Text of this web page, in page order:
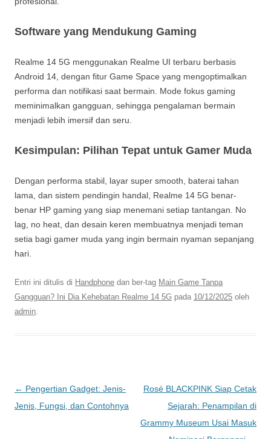
Software yang Mendukung Gaming
Realme 14 5G menggunakan Realme UI terbaru berbasis
Android 14, dengan fitur Game Space yang mengoptimalkan
performa dan notifikasi saat bermain. Mode fokus gaming
meminimalkan gangguan, sehingga pengalaman bermain
menjadi lebih imersif dan seru.
Kesimpulan: Pilihan Tepat untuk Gamer Muda
Dengan performa stabil, layar super smooth, baterai tahan
lama, dan sistem pendingin handal, Realme 14 5G benar-
benar HP gaming yang siap menemani setiap tantangan. No
lag, no heat, dan desain keren membuatnya menjadi teman
setia bagi gamer muda yang ingin bermain nyaman sepanjang
hari.
Entri ini ditulis di Handphone dan ber-tag Main Game Tanpa
Gangguan? Ini Dia Kehebatan Realme 14 5G pada 10/12/2025 oleh
admin.
Navigasi
Tulisan
← Pengertian Gadget: Jenis-
Jenis, Fungsi, dan Contohnya
Rosé BLACKPINK Siap Cetak
Sejarah: Penampilan di
Grammy Museum Usai Masuk